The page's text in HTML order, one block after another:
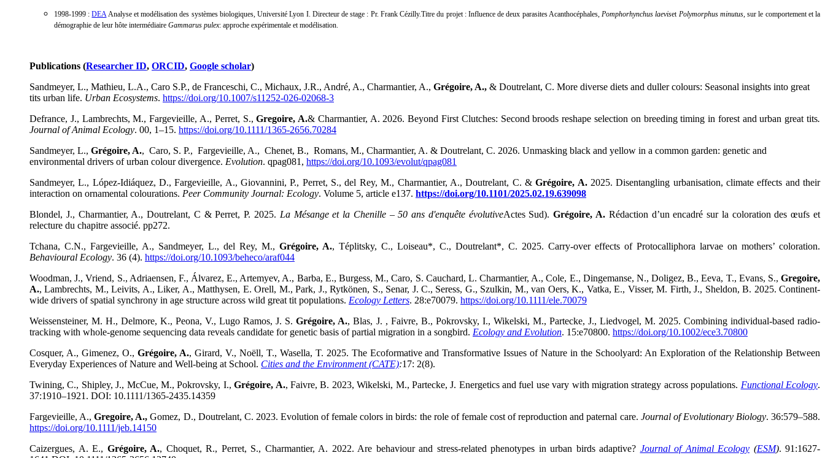
1998-1999 :DEAAnalyse et modélisation des systèmes biologiques, Université Lyon I. Directeur de stage : Pr. Frank Cézilly.Titre du projet : Influence de deux parasites Acanthocéphales,Pomphorhynchus laeviset Polymorphus minutus, sur le comportement et la
démographie de leur hôte intermédiaire Gammarus pulex: approche expérimentale et modélisation.
Publications (Researcher ID, ORCID, Google scholar)
Sandmeyer, L., Mathieu, L.A., Caro S.P., de Franceschi, C., Michaux, J.R., André, A., Charmantier, A., Grégoire, A., & Doutrelant, C. More diverse diets and duller colours: Seasonal insights into great
tits urban life. Urban Ecosystems. https://doi.org/10.1007/s11252-026-02068-3
Defrance, J., Lambrechts, M., Fargevieille, A., Perret, S.,Gregoire, A.& Charmantier, A. 2026. Beyond First Clutches: Second broods reshape selection on breeding timing in forest and urban great tits.
Journal of Animal Ecology. 00, 1–15. https://doi.org/10.1111/1365-2656.70284
Sandmeyer, L., Grégoire, A., Caro, S. P., Fargevieille, A., Chenet, B., Romans, M., Charmantier, A. & Doutrelant, C. 2026. Unmasking black and yellow in a common garden: genetic and
environmental drivers of urban colour divergence. Evolution. qpag081, https://doi.org/10.1093/evolut/qpag081
Sandmeyer, L., López-Idiáquez, D., Fargevieille, A., Giovannini, P., Perret, S., del Rey, M., Charmantier, A., Doutrelant, C. &Grégoire, A.2025. Disentangling urbanisation, climate effects and their
interaction on ornamental colourations. Peer Community Journal: Ecology. Volume 5, article e137. https://doi.org/10.1101/2025.02.19.639098
Blondel, J., Charmantier, A., Doutrelant, C & Perret, P. 2025. La Mésange et la Chenille – 50 ans d'enquête évolutiveActes Sud).Grégoire, A. Rédaction d’un encadré sur la coloration des œufs et
relecture du chapitre associé. pp272.
Tchana, C.N., Fargevieille, A., Sandmeyer, L., del Rey, M., Grégoire, A., Téplitsky, C., Loiseau*, C., Doutrelant*, C. 2025. Carry-over effects of Protocalliphora larvae on mothers’ coloration.
Behavioural Ecology. 36 (4). https://doi.org/10.1093/beheco/araf044
Woodman, J., Vriend, S., Adriaensen, F., Álvarez, E., Artemyev, A., Barba, E., Burgess, M., Caro, S. Cauchard, L. Charmantier, A., Cole, E., Dingemanse, N., Doligez, B., Eeva, T., Evans, S., Gregoire,
A., Lambrechts, M., Leivits, A., Liker, A., Matthysen, E. Orell, M., Park, J., Rytkönen, S., Senar, J. C., Seress, G., Szulkin, M., van Oers, K., Vatka, E., Visser, M. Firth, J., Sheldon, B. 2025. Continent-
wide drivers of spatial synchrony in age structure across wild great tit populations. Ecology Letters. 28:e70079. https://doi.org/10.1111/ele.70079
Weissensteiner, M. H., Delmore, K., Peona, V., Lugo Ramos, J. S.Grégoire, A., Blas, J. , Faivre, B., Pokrovsky, I., Wikelski, M., Partecke, J., Liedvogel, M. 2025. Combining individual-based radio-
tracking with whole-genome sequencing data reveals candidate for genetic basis of partial migration in a songbird. Ecology and Evolution. 15:e70800. https://doi.org/10.1002/ece3.70800
Cosquer, A., Gimenez, O., Grégoire, A., Girard, V., Noëll, T., Wasella, T. 2025. The Ecoformative and Transformative Issues of Nature in the Schoolyard: An Exploration of the Relationship Between
Everyday Experiences of Nature and Well-being at School. Cities and the Environment (CATE):17: 2(8).
Twining, C., Shipley, J., McCue, M., Pokrovsky, I.,Grégoire, A., Faivre, B. 2023, Wikelski, M., Partecke, J. Energetics and fuel use vary with migration strategy across populations. Functional Ecology.
37:1910–1921. DOI: 10.1111/1365-2435.14359
Fargevieille, A., Gregoire, A., Gomez, D., Doutrelant, C. 2023. Evolution of female colors in birds: the role of female cost of reproduction and paternal care. Journal of Evolutionary Biology. 36:579–588.
https://doi.org/10.1111/jeb.14150
Caizergues, A. E., Grégoire, A., Choquet, R., Perret, S., Charmantier, A. 2022. Are behaviour and stress-related phenotypes in urban birds adaptive? Journal of Animal Ecology (ESM). 91:1627-